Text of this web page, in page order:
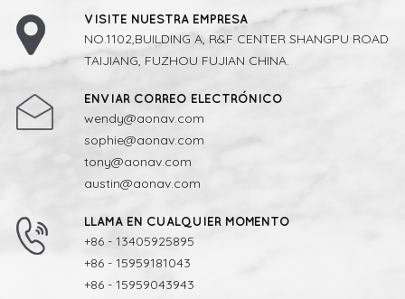
VISITE NUESTRA EMPRESA
NO.1102,BUILDING A, R&F CENTER SHANGPU ROAD
TAIJIANG, FUZHOU FUJIAN CHINA.
ENVIAR CORREO ELECTRÓNICO
wendy@aonav.com
sophie@aonav.com
tony@aonav.com
austin@aonav.com
LLAMA EN CUALQUIER MOMENTO
+86 - 13405925895
+86 - 15959181043
+86 - 15959043943